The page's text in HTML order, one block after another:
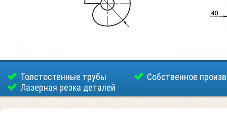
Толстостенные трубы
Собственное
Лазерная резка деталей